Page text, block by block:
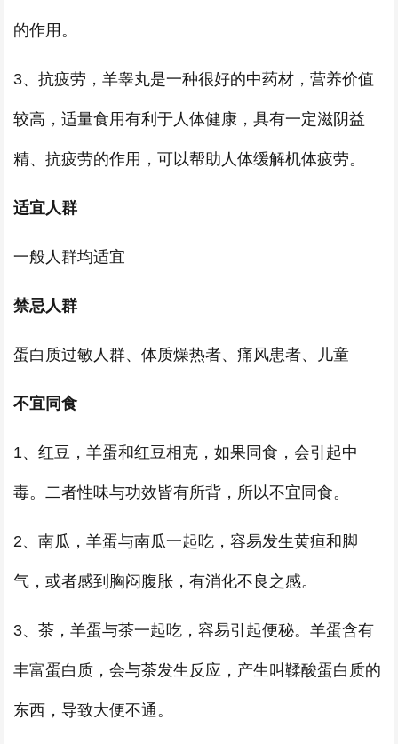
的作用。
3、抗疲劳，羊睾丸是一种很好的中药材，营养价值
较高，适量食用有利于人体健康，具有一定滋阴益
精、抗疲劳的作用，可以帮助人体缓解机体疲劳。
适宜人群
一般人群均适宜
禁忌人群
蛋白质过敏人群、体质燥热者、痛风患者、儿童
不宜同食
1、红豆，羊蛋和红豆相克，如果同食，会引起中
毒。二者性味与功效皆有所背，所以不宜同食。
2、南瓜，羊蛋与南瓜一起吃，容易发生黄疸和脚
气，或者感到胸闷腹胀，有消化不良之感。
3、茶，羊蛋与茶一起吃，容易引起便秘。羊蛋含有
丰富蛋白质，会与茶发生反应，产生叫鞣酸蛋白质的
东西，导致大便不通。